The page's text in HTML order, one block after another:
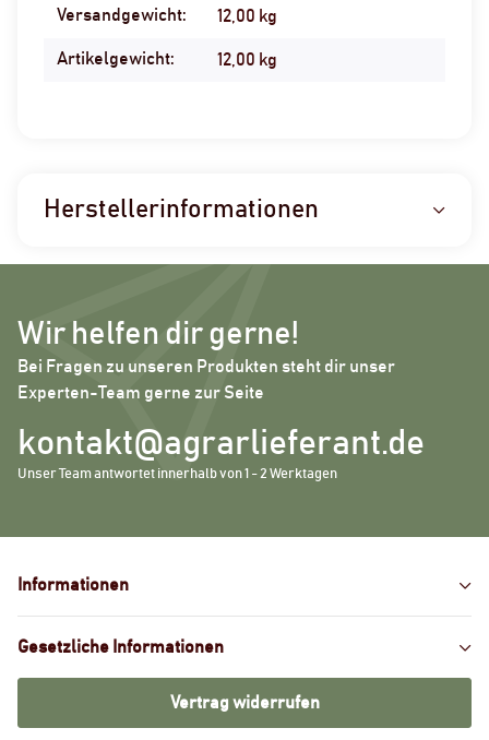
Produkteigenschaft
Wert
Versandgewicht: 12,00 kg
Artikelgewicht: 12,00 kg
Herstellerinformationen
Wir helfen dir gerne!
Bei Fragen zu unseren Produkten steht dir unser
Experten-Team gerne zur Seite
kontakt@agrarlieferant.de
Unser Team antwortet innerhalb von 1 - 2 Werktagen
Informationen
Gesetzliche Informationen
Vertrag widerrufen